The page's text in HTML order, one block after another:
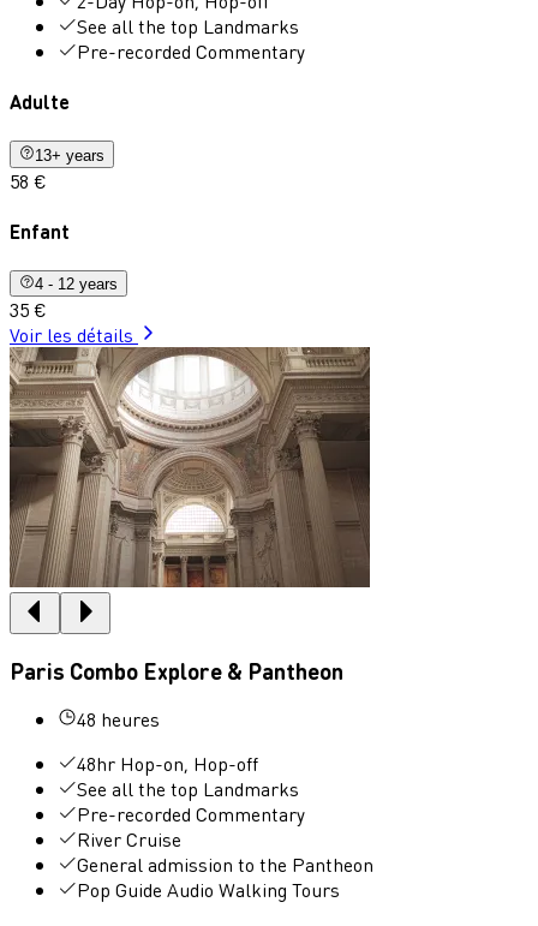
See all the top Landmarks
Pre-recorded Commentary
Adulte
13+ years
58 €
Enfant
4 - 12 years
35 €
Voir les détails
Paris Combo Explore & Pantheon
48 heures
48hr Hop-on, Hop-off
See all the top Landmarks
Pre-recorded Commentary
River Cruise
General admission to the Pantheon
Pop Guide Audio Walking Tours